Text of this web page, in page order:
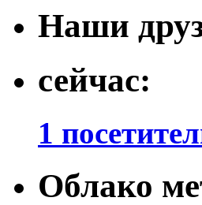
Наши
сейчас:
1
Облако